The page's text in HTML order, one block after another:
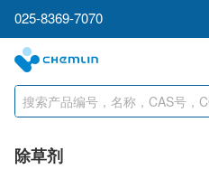
025-8369-7070
除草剂